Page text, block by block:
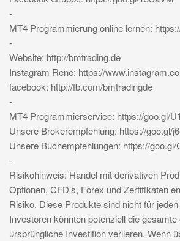
-
MT4 Programmierung online lernen:
-
Website: http://bmtrading.de
Instagram René: https://
facebook: http://fb.com/bmtradingde
-
MT4 Programmierservice: https://goo.gl/
Unsere Brokerempfehlung: https://goo.gl/
Unsere Buchempfehlungen: https://
-
Risikohinweis: Handel mit derivativen
Optionen, CFD’s, Forex und Zertifikaten
Risiko. Diese Produkte sind nicht für
Investoren könnten potenziell die
ursprüngliche Investition verlieren. Wenn